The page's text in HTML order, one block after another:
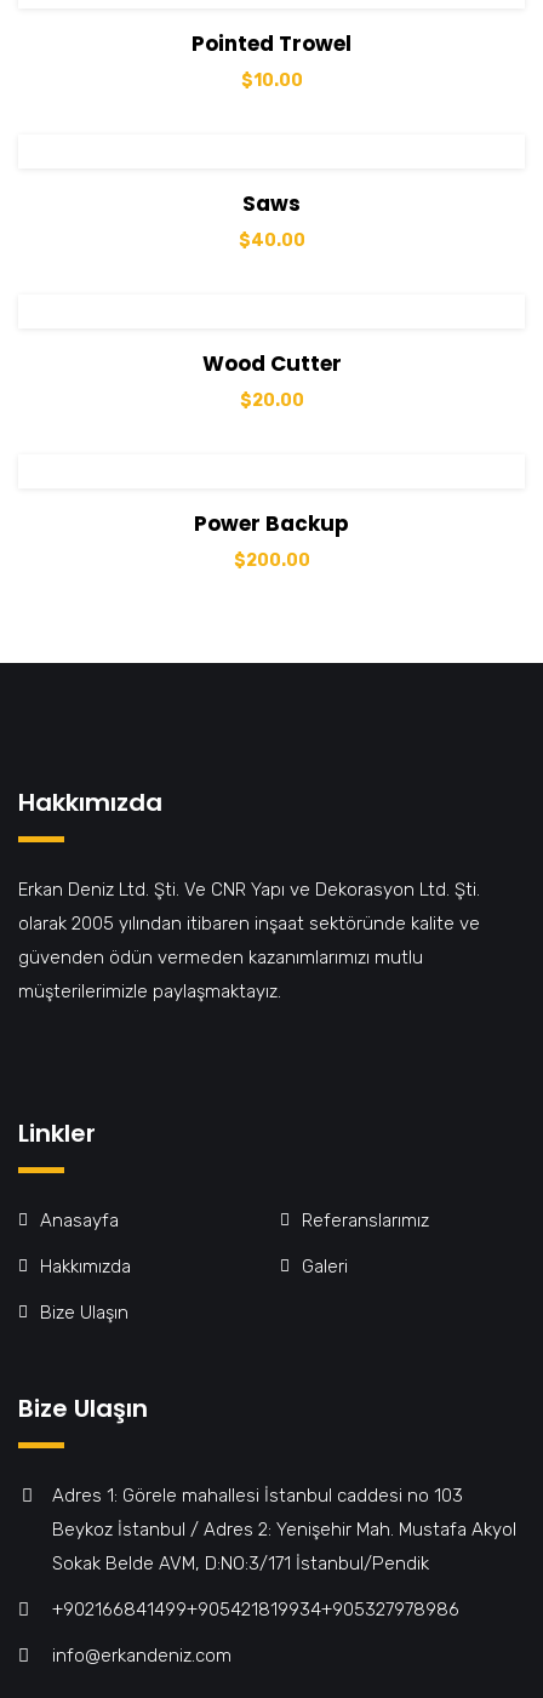
View DetailsPointed Trowel
$10.00
Saws
$40.00
Wood Cutter
$20.00
View DetailsPower Backup
$200.00
Hakkımızda
Erkan Deniz Ltd. Şti. Ve CNR Yapı ve Dekorasyon Ltd. Şti.
olarak 2005 yılından itibaren inşaat sektöründe kalite ve
güvenden ödün vermeden kazanımlarımızı mutlu
müşterilerimizle paylaşmaktayız.
Linkler
Anasayfa Referanslarımız
Hakkımızda Galeri
Bize Ulaşın
Bize Ulaşın
Adres 1: Görele mahallesi İstanbul caddesi no 103
Beykoz İstanbul / Adres 2: Yenişehir Mah. Mustafa Akyol
Sokak Belde AVM, D:NO:3/171 İstanbul/Pendik
+902166841499‎‎ㅤㅤㅤㅤㅤㅤㅤㅤㅤㅤㅤㅤ+905421819934‎‎ㅤㅤㅤㅤㅤㅤㅤㅤㅤㅤㅤㅤ+905327978986
info@erkandeniz.com